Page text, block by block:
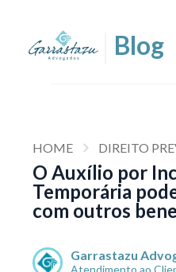
HOME DIREITO
O Auxílio por
Temporária
com outros
Garrastazu
Atendimento ao